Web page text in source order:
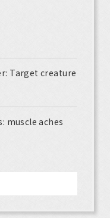
Target creature
muscle aches